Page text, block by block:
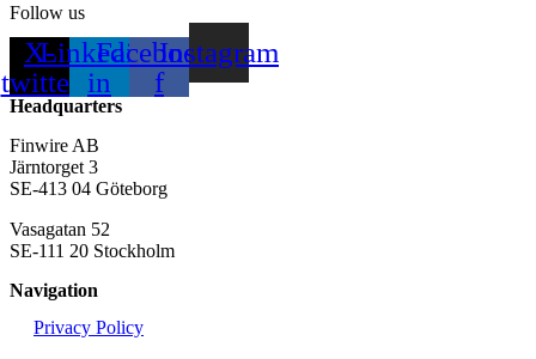
Follow us
X-
twitter
Linkedin-
in
Facebook-
f
Instagram
Headquarters
Finwire AB
Järntorget 3
SE-413 04 Göteborg
Vasagatan 52
SE-111 20 Stockholm
Navigation
Privacy Policy